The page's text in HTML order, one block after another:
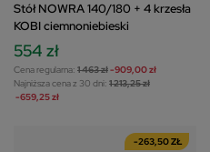
Stół NOWRA 140/180 + 4 krzesła
KOBI ciemnoniebieski
554 zł
Cena regularna: 1 463 zł-909,00 zł
Najniższa cena z 30 dni: 1 213,25 zł
-659,25 zł
-263,50 ZŁ